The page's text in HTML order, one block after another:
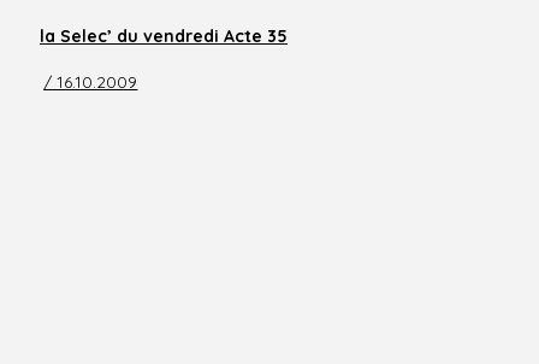
la Selec’ du vendredi Acte 35
/ 16.10.2009